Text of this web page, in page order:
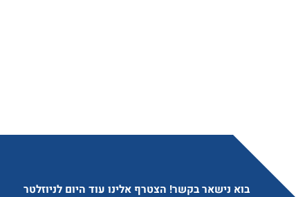
בוא נישאר בקשר! הצטרף אלינו עוד היום לניוזלטר